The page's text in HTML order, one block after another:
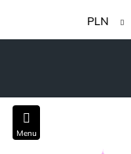
treści
PLN